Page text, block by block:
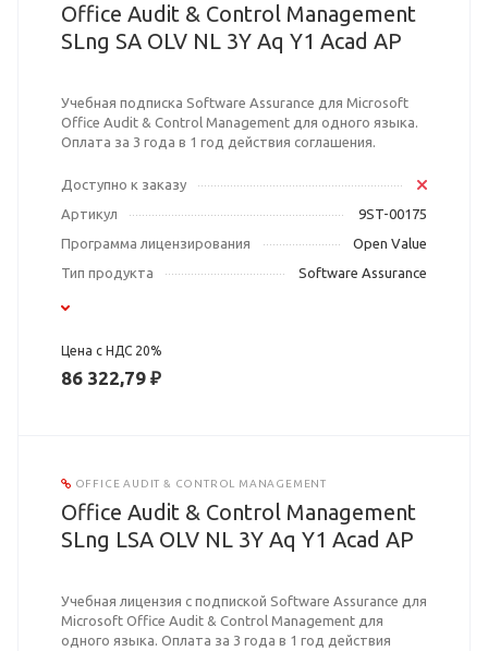
Office Audit & Control Management
SLng SA OLV NL 3Y Aq Y1 Acad AP
Учебная подписка Software Assurance для Microsoft
Office Audit & Control Management для одного языка.
Оплата за 3 года в 1 год действия соглашения.
Доступно к заказу
Артикул
9ST-00175
Программа лицензирования
Open Value
Тип продукта
Software Assurance
Цена с НДС 20%
86 322,79 ₽
OFFICE AUDIT & CONTROL MANAGEMENT
Office Audit & Control Management
SLng LSA OLV NL 3Y Aq Y1 Acad AP
Учебная лицензия с подпиской Software Assurance для
Microsoft Office Audit & Control Management для
одного языка. Оплата за 3 года в 1 год действия